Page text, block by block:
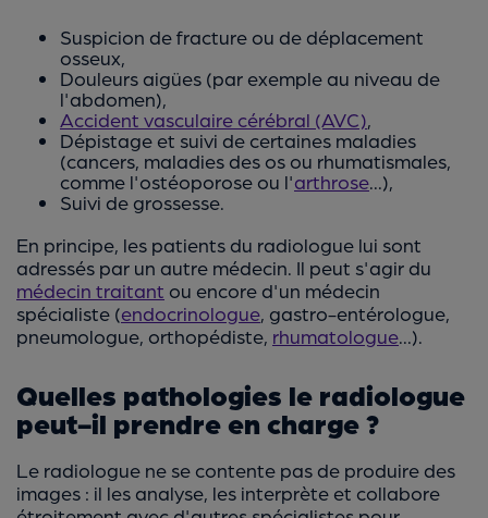
Suspicion de fracture ou de déplacement
osseux,
Douleurs aigües (par exemple au niveau de
l'abdomen),
Accident vasculaire cérébral (AVC)
Dépistage et suivi de certaines maladies
(cancers, maladies des os ou rhumatismales,
comme l'ostéoporose ou l'arthrose ...),
Suivi de grossesse.
En principe, les patients du radiologue lui sont
adressés par un autre médecin. Il peut s'agir du
médecin traitant ou encore d'un médecin
spécialiste (endocrinologue , gastro-entérologue,
pneumologue, orthopédiste, rhumatologue ...).
Quelles pathologies le radiologue
peut-il prendre en charge ?
Le radiologue ne se contente pas de produire des
images : il les analyse, les interprète et collabore